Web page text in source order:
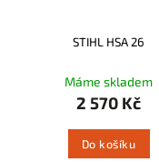
STIHL HSA 26
Máme skladem
2 570 Kč
Do košíku